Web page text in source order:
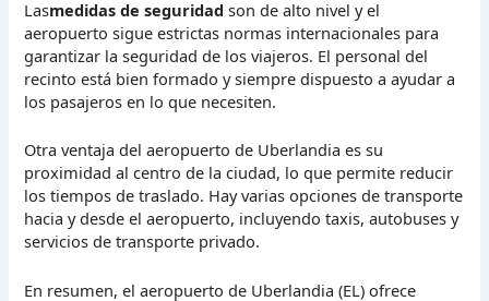
Lasmedidas de seguridad son de alto nivel y el
aeropuerto sigue estrictas normas internacionales para
garantizar la seguridad de los viajeros. El personal del
recinto está bien formado y siempre dispuesto a ayudar a
los pasajeros en lo que necesiten.
Otra ventaja del aeropuerto de Uberlandia es su
proximidad al centro de la ciudad, lo que permite reducir
los tiempos de traslado. Hay varias opciones de transporte
hacia y desde el aeropuerto, incluyendo taxis, autobuses y
servicios de transporte privado.
En resumen, el aeropuerto de Uberlandia (EL) ofrece